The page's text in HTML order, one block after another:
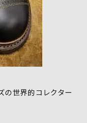
の世界的コレクター